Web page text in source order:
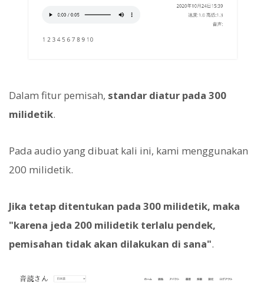
Dalam fitur pemisah, standar diatur pada 300
milidetik.
Pada audio yang dibuat kali ini, kami menggunakan
200 milidetik.
Jika tetap ditentukan pada 300 milidetik, maka
"karena jeda 200 milidetik terlalu pendek,
pemisahan tidak akan dilakukan di sana".